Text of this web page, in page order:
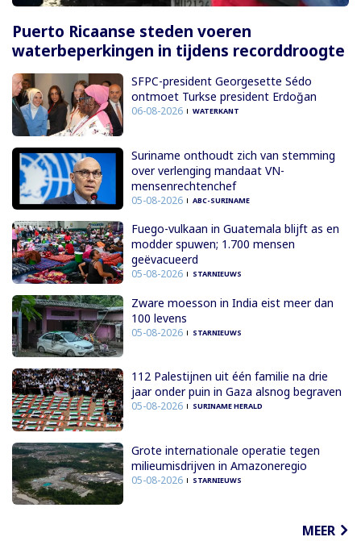
Puerto Ricaanse steden voeren
waterbeperkingen in tijdens recorddroogte
SFPC-president Georgesette Sédo
ontmoet Turkse president Erdoğan
06-08-2026 WATERKANT
Suriname onthoudt zich van stemming
over verlenging mandaat VN-
mensenrechtenchef
05-08-2026 ABC-SURINAME
Fuego-vulkaan in Guatemala blijft as en
modder spuwen; 1.700 mensen
geëvacueerd
05-08-2026 STARNIEUWS
Zware moesson in India eist meer dan
100 levens
05-08-2026 STARNIEUWS
112 Palestijnen uit één familie na drie
jaar onder puin in Gaza alsnog begraven
05-08-2026 SURINAME HERALD
Grote internationale operatie tegen
milieumisdrijven in Amazoneregio
05-08-2026 STARNIEUWS
MEER